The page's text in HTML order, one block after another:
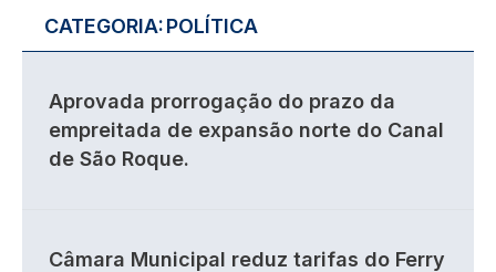
CATEGORIA:POLÍTICA
Aprovada prorrogação do prazo da
empreitada de expansão norte do Canal
de São Roque.
Câmara Municipal reduz tarifas do Ferry